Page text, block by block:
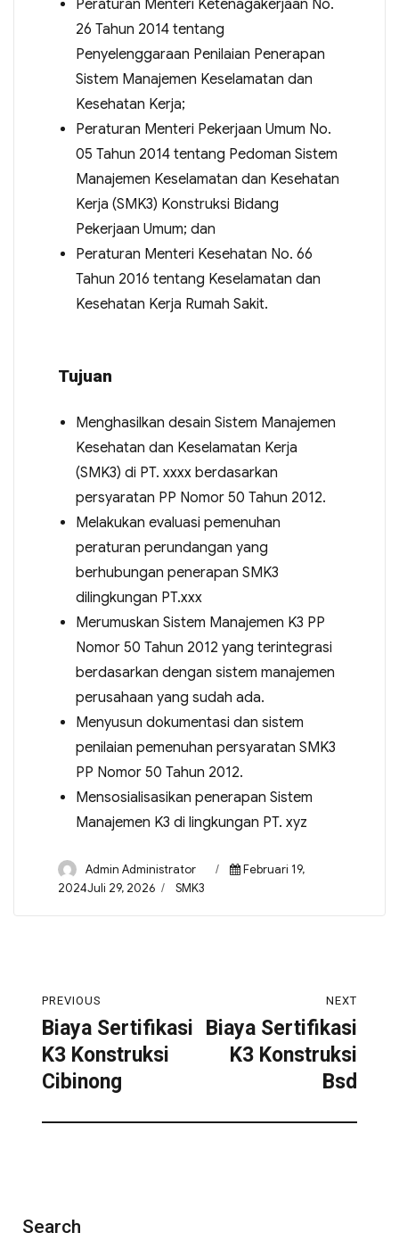
Peraturan Menteri Ketenagakerjaan No.
26 Tahun 2014 tentang
Penyelenggaraan Penilaian Penerapan
Sistem Manajemen Keselamatan dan
Kesehatan Kerja;
Peraturan Menteri Pekerjaan Umum No.
05 Tahun 2014 tentang Pedoman Sistem
Manajemen Keselamatan dan Kesehatan
Kerja (SMK3) Konstruksi Bidang
Pekerjaan Umum; dan
Peraturan Menteri Kesehatan No. 66
Tahun 2016 tentang Keselamatan dan
Kesehatan Kerja Rumah Sakit.
Tujuan
Menghasilkan desain Sistem Manajemen
Kesehatan dan Keselamatan Kerja
(SMK3) di PT. xxxx berdasarkan
persyaratan PP Nomor 50 Tahun 2012.
Melakukan evaluasi pemenuhan
peraturan perundangan yang
berhubungan penerapan SMK3
dilingkungan PT.xxx
Merumuskan Sistem Manajemen K3 PP
Nomor 50 Tahun 2012 yang terintegrasi
berdasarkan dengan sistem manajemen
perusahaan yang sudah ada.
Menyusun dokumentasi dan sistem
penilaian pemenuhan persyaratan SMK3
PP Nomor 50 Tahun 2012.
Mensosialisasikan penerapan Sistem
Manajemen K3 di lingkungan PT. xyz
Admin Administrator
Februari 19,
2024Juli 29, 2026
SMK3
PREVIOUS
Biaya Sertifikasi
K3 Konstruksi
Cibinong
NEXT
Biaya Sertifikasi
K3 Konstruksi
Bsd
Search